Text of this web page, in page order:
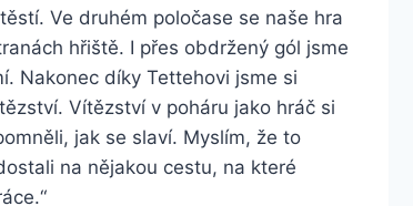
Ve druhém poločase se naše hra
hřiště. I přes obdržený gól jsme
Nakonec díky Tettehovi jsme si
Vítězství v poháru jako hráč si
jak se slaví. Myslím, že to
na nějakou cestu, na které